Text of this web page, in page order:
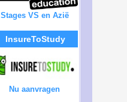
Stages VS en Azië
InsureToStudy
Nu aanvragen